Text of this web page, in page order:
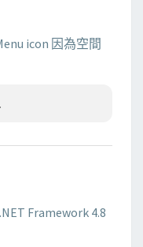
icon 因為空間
Framework 4.8